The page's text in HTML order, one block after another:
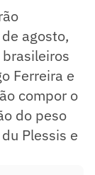
agosto,
brasileiros
Ferreira e
compor o
do peso
Plessis e